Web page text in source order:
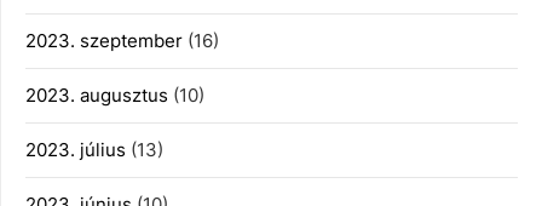
2023. szeptember (16)
2023. augusztus (10)
2023. július (13)